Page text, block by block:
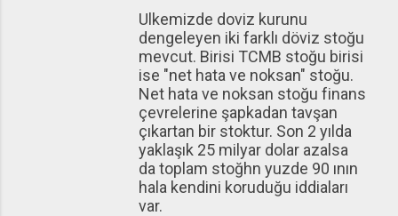
Ulkemizde doviz kurunu
dengeleyen iki farklı döviz stoğu
mevcut. Birisi TCMB stoğu birisi
ise "net hata ve noksan" stoğu.
Net hata ve noksan stoğu finans
çevrelerine şapkadan tavşan
çıkartan bir stoktur. Son 2 yılda
yaklaşık 25 milyar dolar azalsa
da toplam stoğhn yuzde 90 ının
hala kendini koruduğu iddiaları
var.